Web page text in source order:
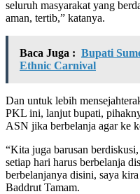
seluruh masyarakat yang
aman, tertib,” katanya.
Baca Juga : Bupati
Ethnic Carnival
Dan untuk lebih
PKL ini, lanjut bupati,
ASN jika berbelanja agar ke
“Kita juga barusan
setiap hari harus berbelanja
berbelanjanya disini, saya
Baddrut Tamam.